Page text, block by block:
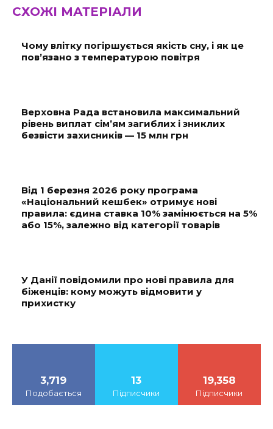
СХОЖІ МАТЕРІАЛИ
Чому влітку погіршується якість сну, і як це
пов’язано з температурою повітря
Верховна Рада встановила максимальний
рівень виплат сім’ям загиблих і зниклих
безвісти захисників — 15 млн грн
Від 1 березня 2026 року програма
«Національний кешбек» отримує нові
правила: єдина ставка 10% замінюється на 5%
або 15%, залежно від категорії товарів
У Данії повідомили про нові правила для
біженців: кому можуть відмовити у
прихистку
3,719
Подобається
13
Підписчики
19,358
Підписчики